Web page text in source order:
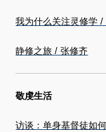
我为什么关注灵修学 /
静修之旅 / 张修齐
敬虔生活
访谈：单身基督徒如